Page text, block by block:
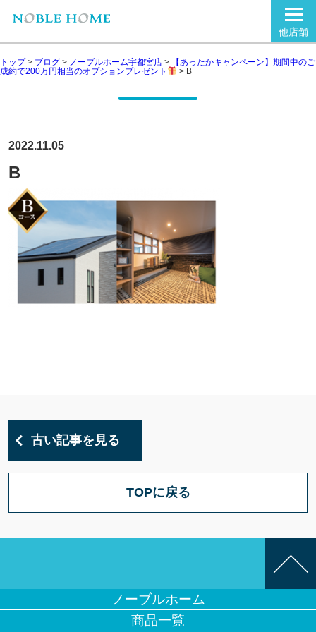
他店舗
トップ> ブログ > ノーブルホーム宇都宮店 >
【あったかキャンペーン】期間中のご
成約で200万円相当のオプションプレゼント
> B
2022.11.05
B
古い記事を見る
TOPに戻る
ノーブルホーム
商品一覧